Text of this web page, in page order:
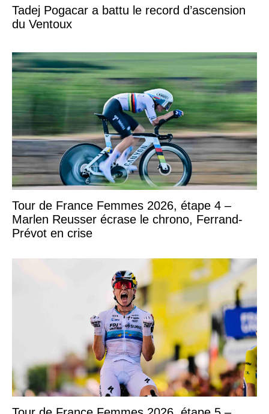
Tadej Pogacar a battu le record d’ascension
du Ventoux
Tour de France Femmes 2026, étape 4 –
Marlen Reusser écrase le chrono, Ferrand-
Prévot en crise